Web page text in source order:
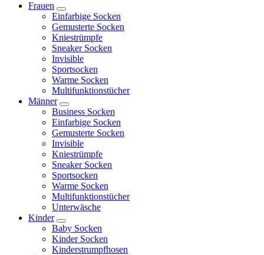
Frauen
Einfarbige Socken
Gemusterte Socken
Kniestrümpfe
Sneaker Socken
Invisible
Sportsocken
Warme Socken
Multifunktionstücher
Männer
Business Socken
Einfarbige Socken
Gemusterte Socken
Invisible
Kniestrümpfe
Sneaker Socken
Sportsocken
Warme Socken
Multifunktionstücher
Unterwäsche
Kinder
Baby Socken
Kinder Socken
Kinderstrumpfhosen